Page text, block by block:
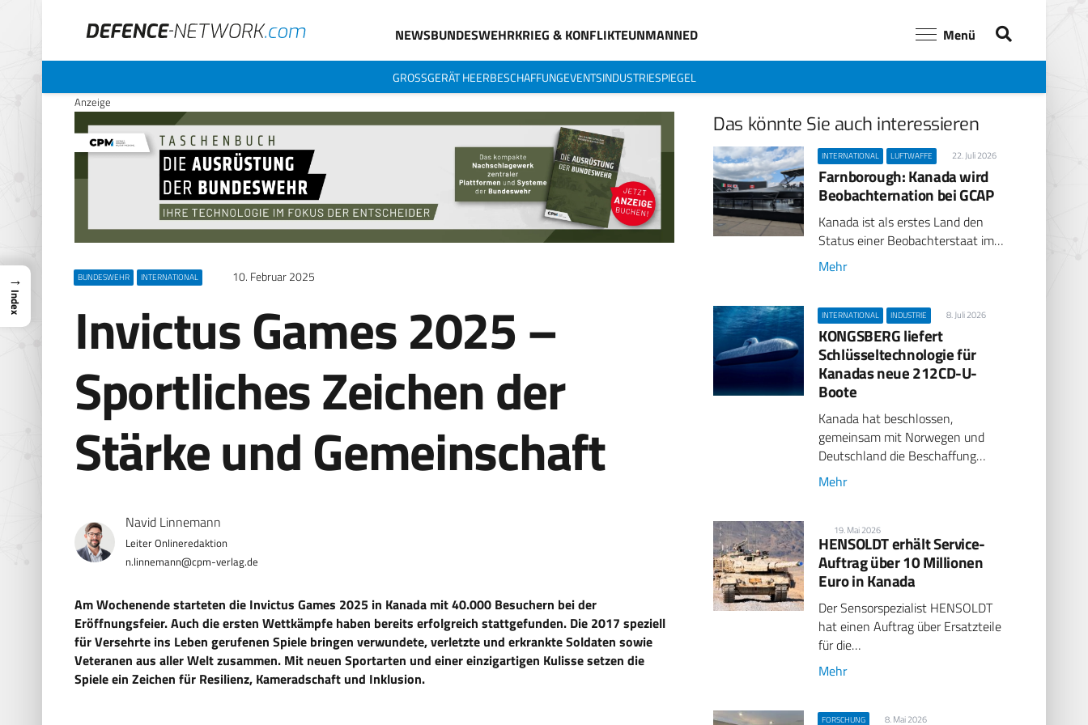
NEWSBUNDESWEHRKRIEG & KONFLIKTEUNMANNED Menü
GROSSGERÄT HEERBESCHAFFUNGEVENTSINDUSTRIESPIEGEL
Anzeige
BUNDESWEHR INTERNATIONAL 10. Februar 2025
Invictus Games 2025 –
Sportliches Zeichen der
Stärke und Gemeinschaft
Navid Linnemann
Leiter Onlineredaktion
n.linnemann@cpm-verlag.de
Am Wochenende starteten die Invictus Games 2025 in Kanada mit 40.000 Besuchern bei der
Eröffnungsfeier. Auch die ersten Wettkämpfe haben bereits erfolgreich stattgefunden. Die 2017 speziell
für Versehrte ins Leben gerufenen Spiele bringen verwundete, verletzte und erkrankte Soldaten sowie
Veteranen aus aller Welt zusammen. Mit neuen Sportarten und einer einzigartigen Kulisse setzen die
Spiele ein Zeichen für Resilienz, Kameradschaft und Inklusion.
Das könnte Sie auch interessieren
INTERNATIONAL LUFTWAFFE 22. Juli 2026
Farnborough: Kanada wird
Beobachternation bei GCAP
Kanada ist als erstes Land den
Status einer Beobachterstaat im…
Mehr
INTERNATIONAL INDUSTRIE 8. Juli 2026
KONGSBERG liefert
Schlüsseltechnologie für
Kanadas neue 212CD-U-
Boote
Kanada hat beschlossen,
gemeinsam mit Norwegen und
Deutschland die Beschaffung…
Mehr
19. Mai 2026
HENSOLDT erhält Service-
Auftrag über 10 Millionen
Euro in Kanada
Der Sensorspezialist HENSOLDT
hat einen Auftrag über Ersatzteile
für die…
Mehr
FORSCHUNG 8. Mai 2026
→
Index